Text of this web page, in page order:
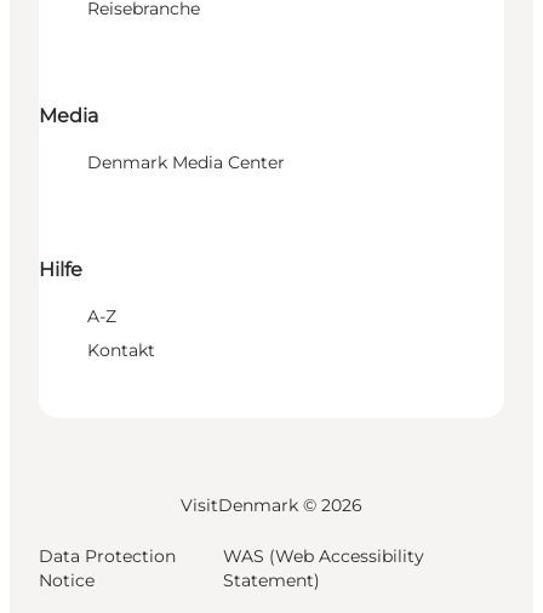
Reisebranche
Media
Denmark Media Center
Hilfe
A-Z
Kontakt
VisitDenmark © 2026
Data Protection
Notice
WAS (Web Accessibility
Statement)